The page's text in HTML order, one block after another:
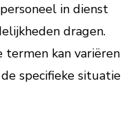
in dienst
dragen.
termen kan variëren
specifieke situatie